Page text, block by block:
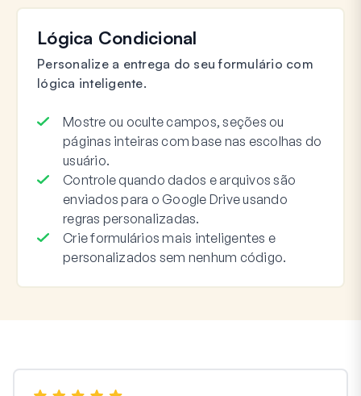
Lógica Condicional
Personalize a entrega do seu formulário com
lógica inteligente.
Mostre ou oculte campos, seções ou
páginas inteiras com base nas escolhas do
usuário.
Controle quando dados e arquivos são
enviados para o Google Drive usando
regras personalizadas.
Crie formulários mais inteligentes e
personalizados sem nenhum código.